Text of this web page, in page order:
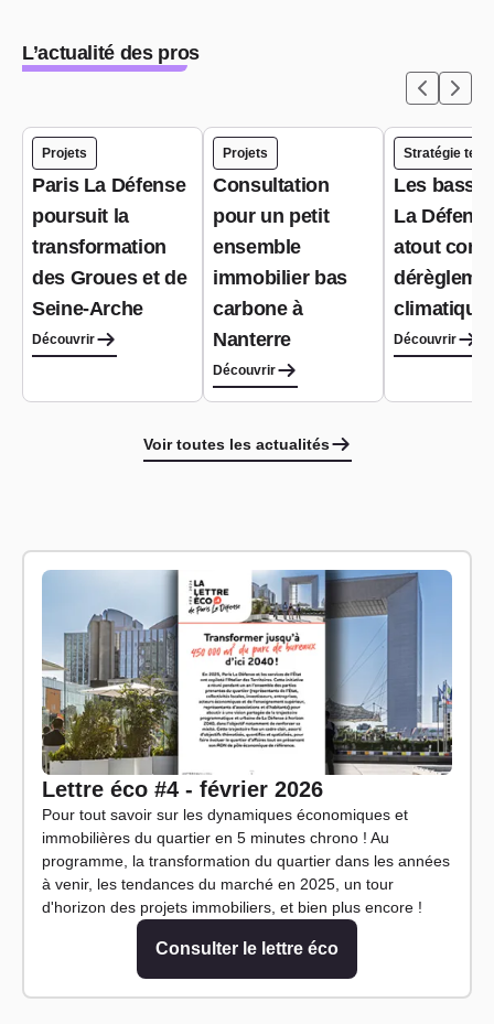
L’actualité des pros
Projets
Paris La Défense
poursuit la
transformation
des Groues et de
Seine-Arche
Découvrir
Projets
Consultation
pour un petit
ensemble
immobilier bas
carbone à
Nanterre
Découvrir
Stratégie
Les
La
atout
climatique
Découvrir
Voir toutes les actualités
Lettre éco #4 - février 2026
Pour tout savoir sur les dynamiques économiques et
immobilières du quartier en 5 minutes chrono ! Au
programme, la transformation du quartier dans les années
à venir, les tendances du marché en 2025, un tour
d'horizon des projets immobiliers, et bien plus encore !
Consulter le lettre éco